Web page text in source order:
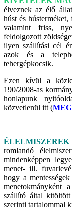
élveznek az élő
húst és
valamint friss,
feldolgozott
ilyen szállítási cél
azok és a
tehergépkocsik.
Ezen kívül a
190/2008-as
honlapunk
közvetlenül itt (
ÉLELMISZEREK
romlandó
mindenképpen
menet- ill.
hogy a
menetokmányként
szállító által
szerinti tartalommal